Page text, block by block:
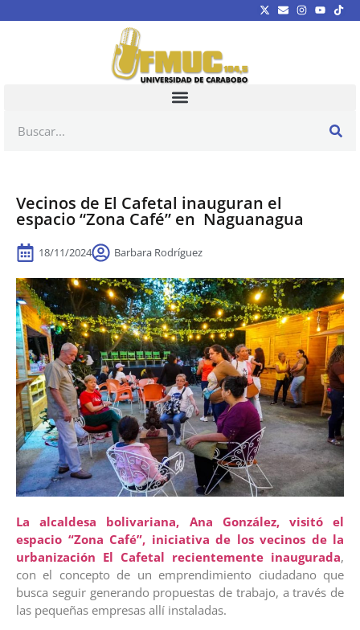
Vecinos de El Cafetal inauguran el
espacio “Zona Café” en Naguanagua
18/11/2024 Barbara Rodríguez
La alcaldesa bolivariana, Ana González, visitó el
espacio “Zona Café”, iniciativa de los vecinos de la
urbanización El Cafetal recientemente inaugurada,
con el concepto de un emprendimiento ciudadano que
busca seguir generando propuestas de trabajo, a través de
las pequeñas empresas allí instaladas.